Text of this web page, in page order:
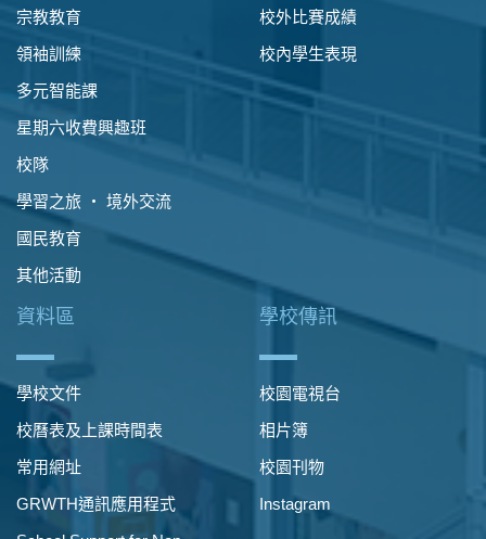
宗教教育
領袖訓練
多元智能課
星期六收費興趣班
校隊
學習之旅 ‧ 境外交流
國民教育
其他活動
校外比賽成績
校內學生表現
資料區
學校文件
校曆表及上課時間表
常用網址
GRWTH通訊應用程式
學校傳訊
校園電視台
相片簿
校園刊物
Instagram